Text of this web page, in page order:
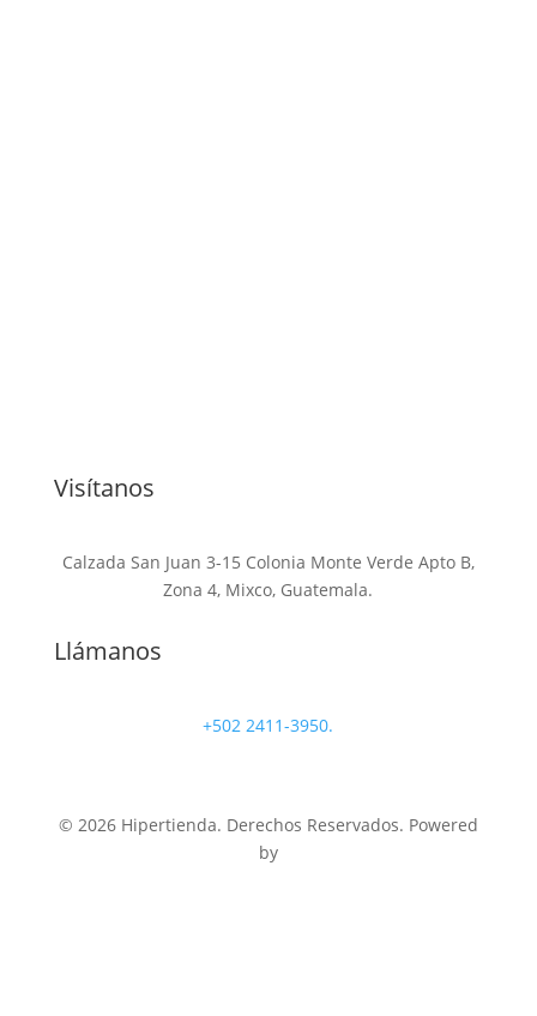
Visítanos
Calzada San Juan 3-15 Colonia Monte Verde Apto B,
Zona 4, Mixco, Guatemala.
Llámanos
+502 2411-3950.
© 2026 Hipertienda. Derechos Reservados. Powered
by